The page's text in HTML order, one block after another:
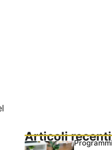
Articoli recenti